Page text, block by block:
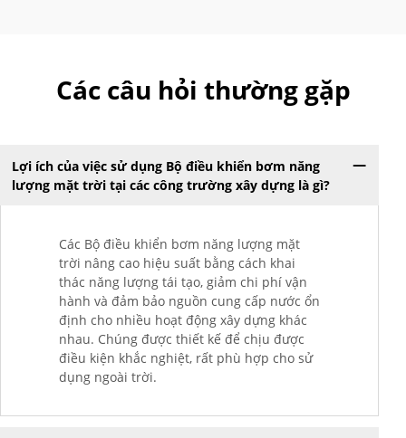
Các câu hỏi thường gặp
Lợi ích của việc sử dụng Bộ điều khiển bơm năng
lượng mặt trời tại các công trường xây dựng là gì?
Các Bộ điều khiển bơm năng lượng mặt
trời nâng cao hiệu suất bằng cách khai
thác năng lượng tái tạo, giảm chi phí vận
hành và đảm bảo nguồn cung cấp nước ổn
định cho nhiều hoạt động xây dựng khác
nhau. Chúng được thiết kế để chịu được
điều kiện khắc nghiệt, rất phù hợp cho sử
dụng ngoài trời.